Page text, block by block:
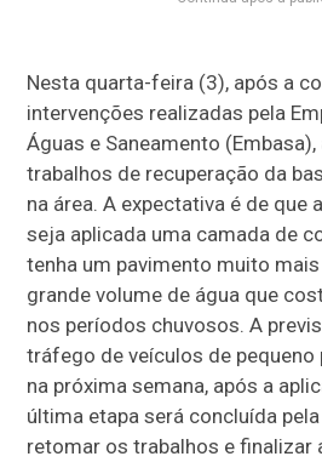
Nesta quarta-feira (3), após a
intervenções realizadas pela
Águas e Saneamento
trabalhos de recuperação da
na área. A expectativa é de que
seja aplicada uma camada de
tenha um pavimento muito
grande volume de água que
nos períodos chuvosos. A
tráfego de veículos de
na próxima semana, após a
última etapa será concluída pela
retomar os trabalhos e finalizar